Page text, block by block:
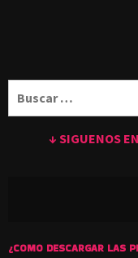
↓ SIGUENOS
¿COMO DESCARGAR LAS